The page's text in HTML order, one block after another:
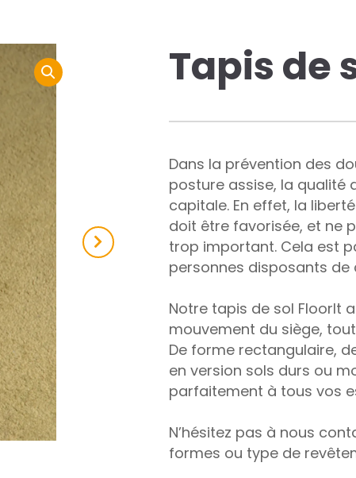
Next
Tapis de
Dans la prévention des
posture assise, la qualité
capitale. En effet, la
doit être favorisée, et ne
trop important. Cela est
personnes disposants
Notre tapis de sol FloorIt
mouvement du siège,
De forme rectangulaire,
en version sols durs ou
parfaitement à tous vos
N’hésitez pas à nous
formes ou type de